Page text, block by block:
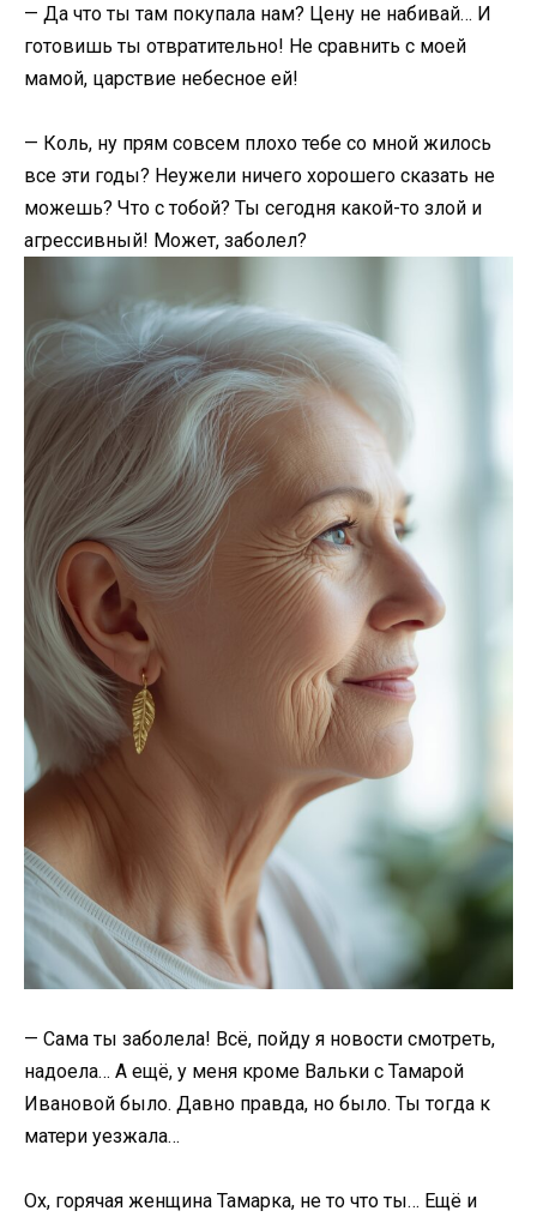
— Да что ты там покупала нам? Цену не набивай… И
готовишь ты отвратительно! Не сравнить с моей
мамой, царствие небесное ей!
— Коль, ну прям совсем плохо тебе со мной жилось
все эти годы? Неужели ничего хорошего сказать не
можешь? Что с тобой? Ты сегодня какой-то злой и
агрессивный! Может, заболел?
— Сама ты заболела! Всё, пойду я новости смотреть,
надоела… А ещё, у меня кроме Вальки с Тамарой
Ивановой было. Давно правда, но было. Ты тогда к
матери уезжала…
Ох, горячая женщина Тамарка, не то что ты… Ещё и